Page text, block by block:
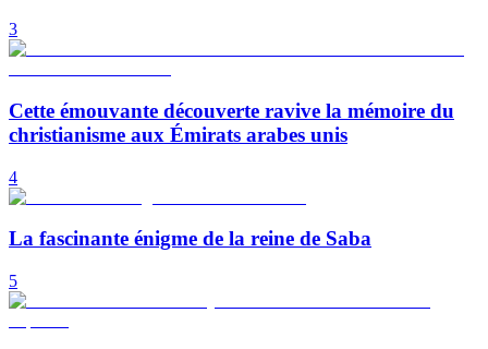
3
Cette émouvante découverte ravive la mémoire du
christianisme aux Émirats arabes unis
4
La fascinante énigme de la reine de Saba
5